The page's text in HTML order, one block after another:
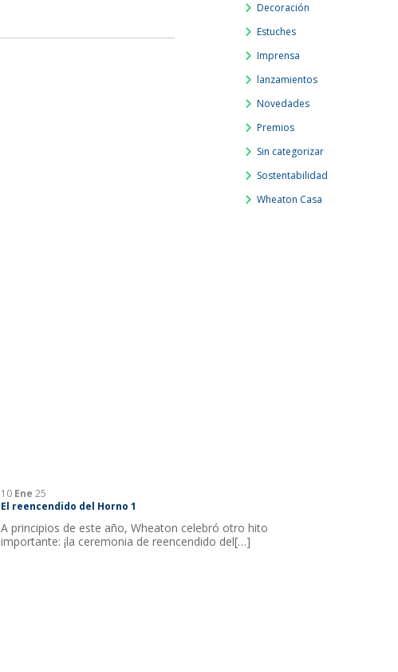
Decoración
Estuches
Imprensa
lanzamientos
Novedades
Premios
Sin categorizar
Sostentabilidad
Wheaton Casa
10 Ene 25
El reencendido del Horno 1
A principios de este año, Wheaton celebró otro hito
importante: ¡la ceremonia de reencendido del[…]